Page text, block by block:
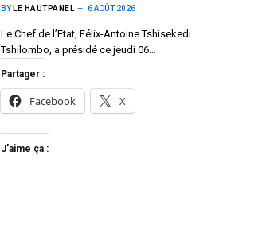
BY LE HAUTPANEL 6 AOÛT 2026
Le Chef de l’État, Félix-Antoine Tshisekedi
Tshilombo, a présidé ce jeudi 06…
Partager :
Facebook X
J’aime ça :